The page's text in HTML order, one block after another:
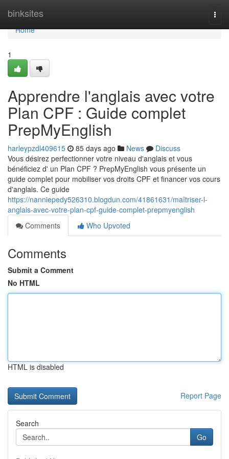
binksites
Home
Home
1
Apprendre l'anglais avec votre
Plan CPF : Guide complet
PrepMyEnglish
harleypzdl409615 85 days ago News
Discuss
Vous désirez perfectionner votre niveau d'anglais et vous
bénéficiez d' un Plan CPF ? PrepMyEnglish vous présente un
guide complet pour mobiliser vos droits CPF et financer vos cours
d'anglais. Ce guide
https://nanniepedy526310.blogdun.com/41861631/maîtriser-l-
anglais-avec-votre-plan-cpf-guide-complet-prepmyenglish
Comments
Who Upvoted
Comments
Submit a Comment
No HTML
HTML is disabled
Report Page
Search
Go